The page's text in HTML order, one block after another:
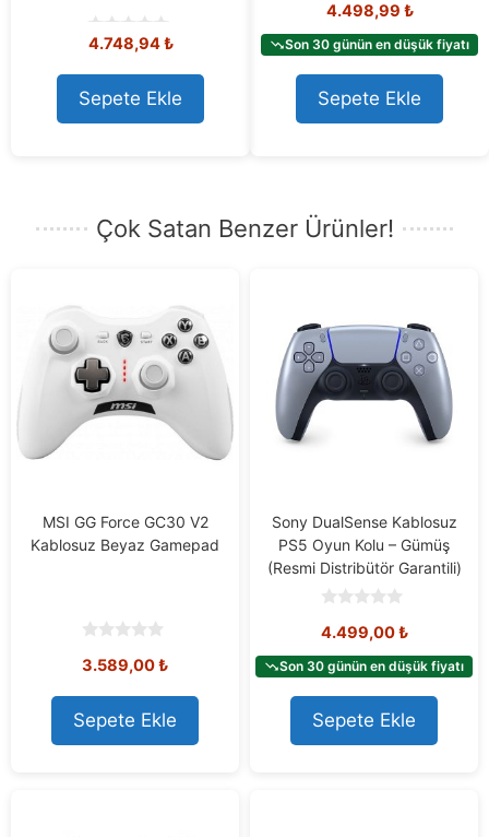
0
u
t
o
f
4.748,94₺
Sepete Ekle
o
t
o
f
5
4.498,99 ₺
Son 30 günün en düşük fiyatı
Sepete Ekle
Çok Satan Benzer Ürünler!
MSI GG Force GC30 V2
Kablosuz Beyaz Gamepad
o
t
o
f
5
3.589,00₺
Sepete Ekle
Sony DualSense Kablosuz
PS5 Oyun Kolu – Gümüş
(Resmi Distribütör Garantili)
o
t
o
f
5
4.499,00₺
Son 30 günün en düşük fiyatı
Sepete Ekle